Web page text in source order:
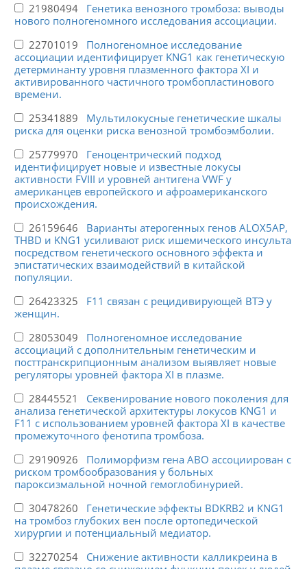
21980494 Генетика венозного тромбоза: выводы
нового полногеномного исследования ассоциации.
22701019 Полногеномное исследование
ассоциации идентифицирует KNG1 как генетическую
детерминанту уровня плазменного фактора XI и
активированного частичного тромбопластинового
времени.
25341889 Мультилокусные генетические шкалы
риска для оценки риска венозной тромбоэмболии.
25779970 Геноцентрический подход
идентифицирует новые и известные локусы
активности FVIII и уровней антигена VWF у
американцев европейского и афроамериканского
происхождения.
26159646 Варианты атерогенных генов ALOX5AP,
THBD и KNG1 усиливают риск ишемического инсульта
посредством генетического основного эффекта и
эпистатических взаимодействий в китайской
популяции.
26423325 F11 связан с рецидивирующей ВТЭ у
женщин.
28053049 Полногеномное исследование
ассоциаций с дополнительным генетическим и
посттранскрипционным анализом выявляет новые
регуляторы уровней фактора XI в плазме.
28445521 Секвенирование нового поколения для
анализа генетической архитектуры локусов KNG1 и
F11 с использованием уровней фактора XI в качестве
промежуточного фенотипа тромбоза.
29190926 Полиморфизм гена АВО ассоциирован с
риском тромбообразования у больных
пароксизмальной ночной гемоглобинурией.
30478260 Генетические эффекты BDKRB2 и KNG1
на тромбоз глубоких вен после ортопедической
хирургии и потенциальный медиатор.
32270254 Снижение активности калликреина в